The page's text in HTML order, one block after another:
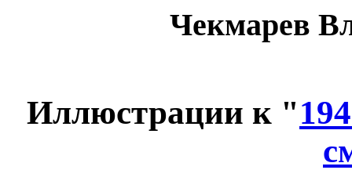
Чекмарев
Иллюстрации к "